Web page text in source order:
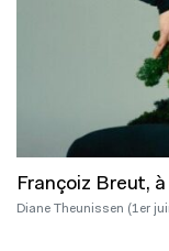
Françoiz Breut,
Diane Theunissen (1er